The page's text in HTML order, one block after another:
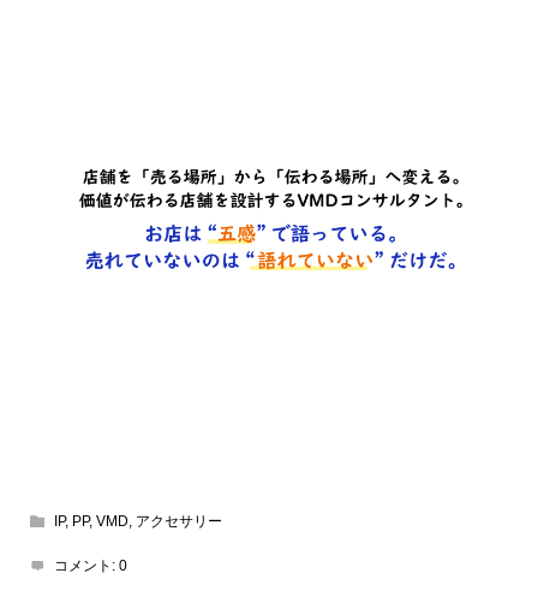
IP, PP, VMD, アクセサリー
コメント: 0